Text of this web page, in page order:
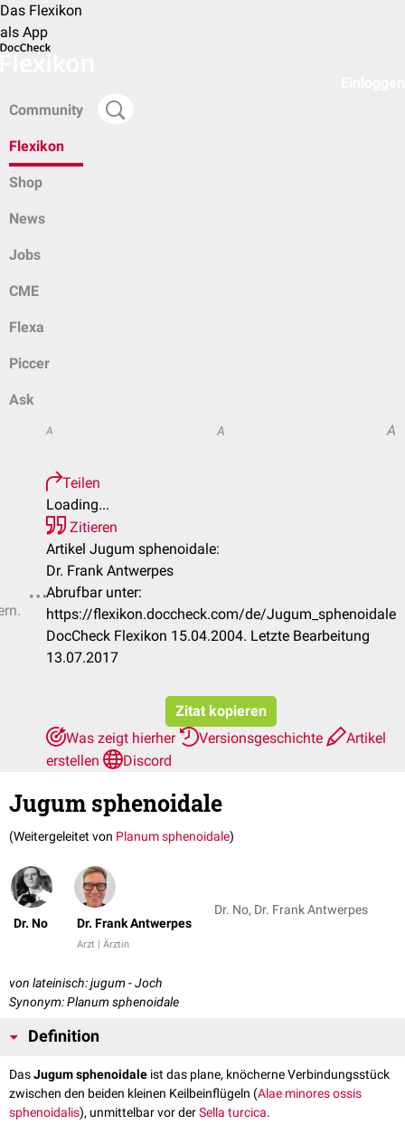
Das Flexikon
als App
Community
Flexikon
Shop
News
Jobs
CME
Flexa
Piccer
Ask
A A A
Teilen
Loading...
Zitieren
Artikel Jugum sphenoidale:
Dr. Frank Antwerpes
Abrufbar unter:
https://flexikon.doccheck.com/de/Jugum_sphenoidale
DocCheck Flexikon 15.04.2004. Letzte Bearbeitung
13.07.2017
Zitat kopieren
Was zeigt hierher
Versionsgeschichte
Artikel
erstellen
Discord
Jugum sphenoidale
(Weitergeleitet von Planum sphenoidale)
Dr. No Dr. Frank Antwerpes
Arzt | Ärztin
Dr. No, Dr. Frank Antwerpes
von lateinisch: jugum - Joch
Synonym: Planum sphenoidale
Definition
DasJugum sphenoidale ist das plane, knöcherne Verbindungsstück
zwischen den beiden kleinen Keilbeinflügeln (Alae minores ossis
sphenoidalis), unmittelbar vor derSella turcica.